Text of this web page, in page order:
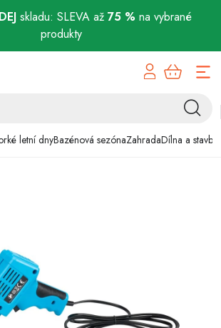
skladu: SLEVA až 75 % na vybrané
produkty
letní dnyBazénová sezónaZahradaDílna a stavba
potřeby